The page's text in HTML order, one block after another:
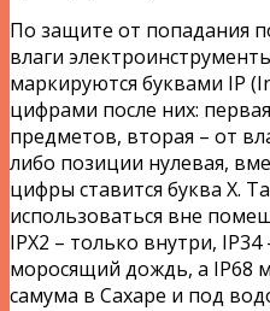
По защите от попадания
влаги
маркируются буквами IP
цифрами после них:
предметов, вторая – от
либо позиции нулевая,
цифры ставится буква Х.
использоваться вне
IPХ2 – только внутри,
моросящий дождь, а IP68
самума в Сахаре и под